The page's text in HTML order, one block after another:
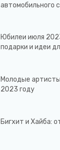
автомобильного
Юбилеи июля
подарки и идеи
Молодые
2023 году
Бигхит и Хайба: